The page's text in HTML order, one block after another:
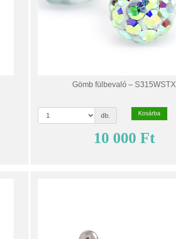
Gömb fülbevaló – S315WSTX
db. Kosárba
10 000 Ft